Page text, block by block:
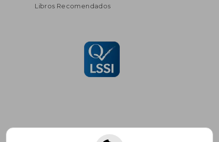
Libros Recomendados